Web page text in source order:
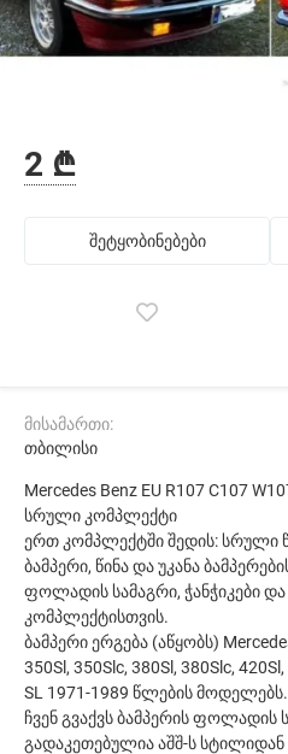
2 ₾
შეტყობინებები
მისამართი:
თბილისი
Mercedes Benz EU R107 C107
სრული კომპლექტი
ერთ კომპლექტში შედის: სრული
ბამპერი, წინა და უკანა
ფოლადის სამაგრი, ჭანჭიკები
კომპლექტისთვის.
ბამპერი ერგება (აწყობს)
350Sl, 350Slc, 380Sl, 380Slc,
SL 1971-1989 წლების მოდელებს.
ჩვენ გვაქვს ბამპერის
გადაკეთებულია აშშ-ს